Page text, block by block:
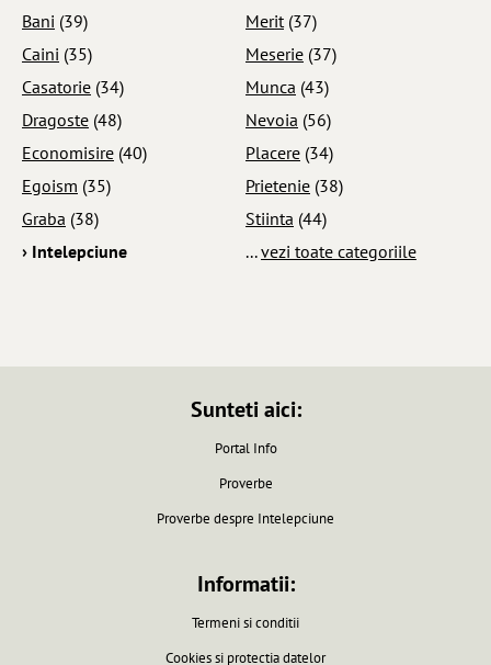
Bani (39)
Caini (35)
Casatorie (34)
Dragoste (48)
Economisire (40)
Egoism (35)
Graba (38)
› Intelepciune
Merit (37)
Meserie (37)
Munca (43)
Nevoia (56)
Placere (34)
Prietenie (38)
Stiinta (44)
...vezi toate categoriile
Sunteti aici:
Portal Info
Proverbe
Proverbe despre Intelepciune
Informatii:
Termeni si conditii
Cookies si protectia datelor